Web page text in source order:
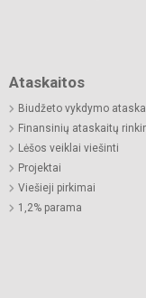
Ataskaitos
Biudžeto vykdymo
Finansinių ataskaitų
Lėšos veiklai viešinti
Projektai
Viešieji pirkimai
1,2% parama